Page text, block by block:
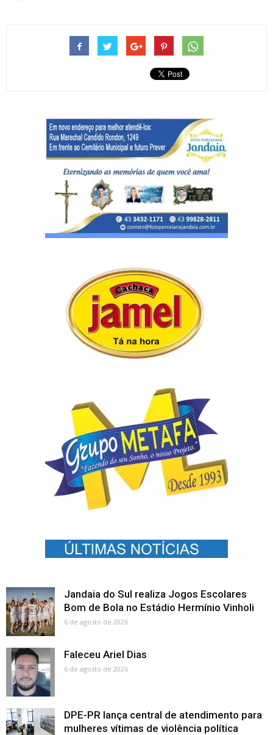
Jandaia do Sul realiza Jogos Escolares
Bom de Bola no Estádio Hermínio Vinholi
6 de agosto de 2026
Faleceu Ariel Dias
6 de agosto de 2026
DPE-PR lança central de atendimento para
mulheres vítimas de violência política